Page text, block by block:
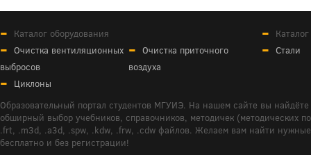
Каталог оборудования
Очистка вентиляционных
выбросов
Очистка приточного
воздуха
Циклоны
Стали
Образовательный портал студентов МГУИЭ. На нашем сайте вы
обширный выбор учебников, справочников, методичек (методических
.frt, .m3d, .a3d, .spw, .kdw, .frw, .cdw файлов. Желаем вам найти
бесплатно и без регистрации!